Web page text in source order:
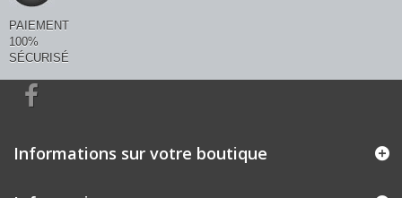
PAIEMENT
100%
SÉCURISÉ
Informations sur votre boutique